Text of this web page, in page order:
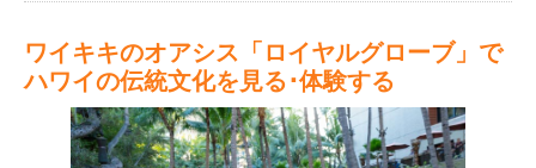
ワイキキのオアシス「ロイヤルグローブ」で
ハワイの伝統文化を見る･体験する